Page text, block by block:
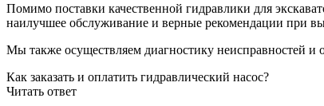
Помимо поставки качественной гидравлики для
наилучшее обслуживание и верные рекомендации при
Мы также осуществляем диагностику неисправностей и
Как заказать и оплатить гидравлический насос?
Читать ответ